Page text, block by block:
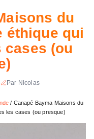
du
éthique qui
cases (ou
Par Nicolas
/ Canapé Bayma Maisons du
les cases (ou presque)